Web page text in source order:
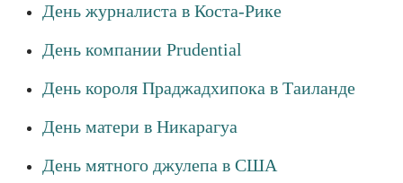
День журналиста в Коста-Рике
День компании Prudential
День короля Праджадхипока в Таиланде
День матери в Никарагуа
День мятного джулепа в США